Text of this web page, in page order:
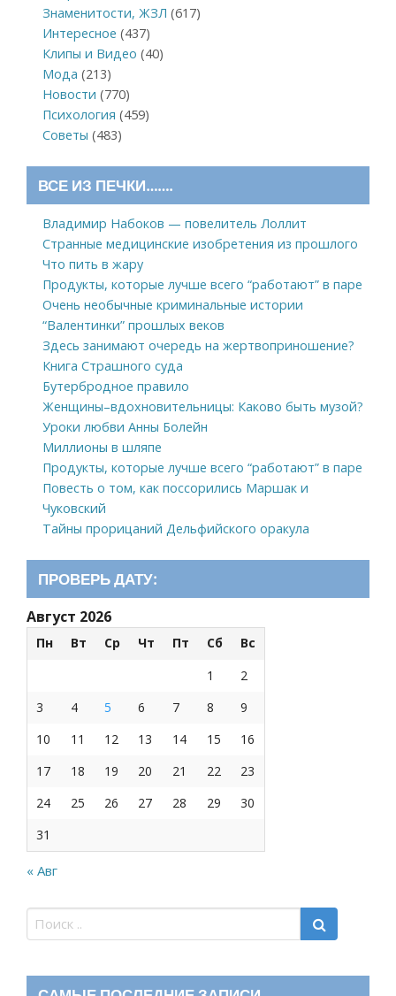
Знаменитости, ЖЗЛ (617)
Интересное (437)
Клипы и Видео (40)
Мода (213)
Новости (770)
Психология (459)
Советы (483)
ВСЕ ИЗ ПЕЧКИ…….
Владимир Набоков — повелитель Лоллит
Странные медицинские изобретения из прошлого
Что пить в жару
Продукты, которые лучше всего “работают” в паре
Очень необычные криминальные истории
“Валентинки” прошлых веков
Здесь занимают очередь на жертвоприношение?
Книга Страшного суда
Бутербродное правило
Женщины–вдохновительницы: Каково быть музой?
Уроки любви Анны Болейн
Миллионы в шляпе
Продукты, которые лучше всего “работают” в паре
Повесть о том, как поссорились Маршак и
Чуковский
Тайны прорицаний Дельфийского оракула
ПРОВЕРЬ ДАТУ:
Август 2026
Пн Вт Ср Чт Пт Сб
Вс
1
2
3
4 5 6 7 8
9
10
11 12 13 14 15
16
17
18 19 20 21 22
23
24
25 26 27 28 29
30
31
« Авг